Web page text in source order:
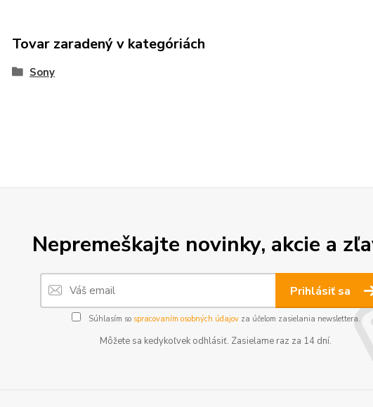
Tovar zaradený v kategóriách
Sony
Nepremeškajte novinky, akcie a
Prihlásiť sa
Súhlasím so spracovaním osobných údajovza účelom zasielania newslettera.
Môžete sa kedykoľvek odhlásiť. Zasielame raz za 14 dní.